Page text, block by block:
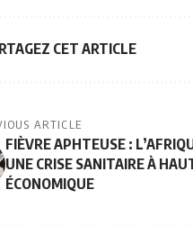
CET ARTICLE
ARTICLE
FIÈVRE APHTEUSE :
UNE CRISE SANITAIRE À
ÉCONOMIQUE